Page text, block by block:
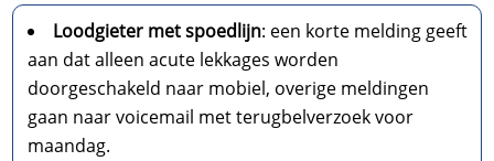
Loodgieter met spoedlijn: een korte melding geeft
aan dat alleen acute lekkages worden
doorgeschakeld naar mobiel, overige meldingen
gaan naar voicemail met terugbelverzoek voor
maandag.​